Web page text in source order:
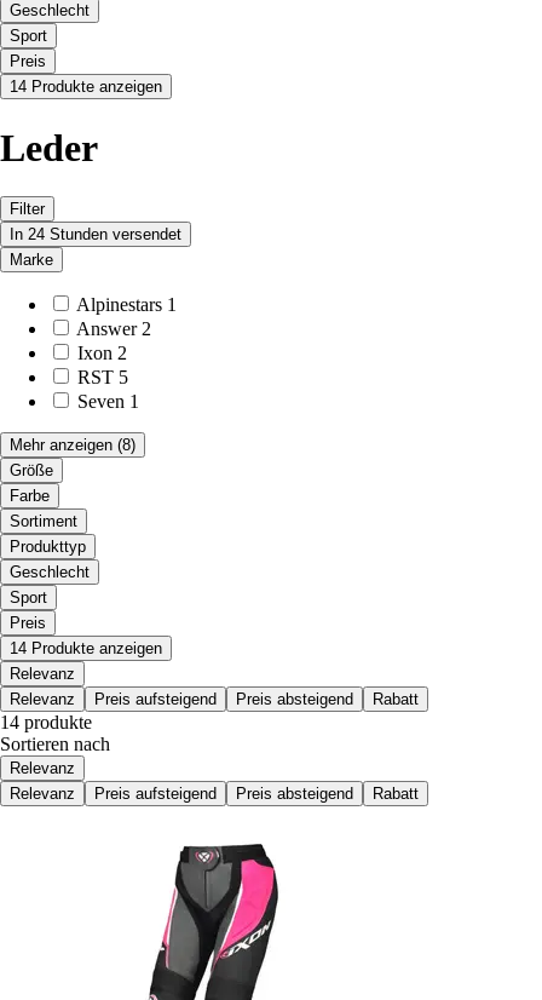
Geschlecht
Sport
Preis
14 Produkte anzeigen
Leder
Filter
In 24 Stunden versendet
Marke
Alpinestars 1
Answer 2
Ixon 2
RST 5
Seven 1
Mehr anzeigen (8)
Größe
Farbe
Sortiment
Produkttyp
Geschlecht
Sport
Preis
14 Produkte anzeigen
Relevanz
Relevanz
Preis aufsteigend Preis absteigend Rabatt
14 produkte
Sortieren nach
Relevanz
Relevanz
Preis aufsteigend Preis absteigend Rabatt